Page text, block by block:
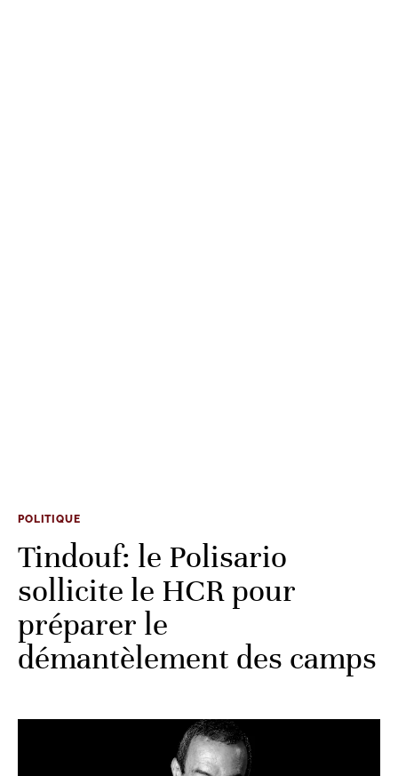
POLITIQUE
Tindouf: le Polisario
sollicite le HCR pour
préparer le
démantèlement des camps